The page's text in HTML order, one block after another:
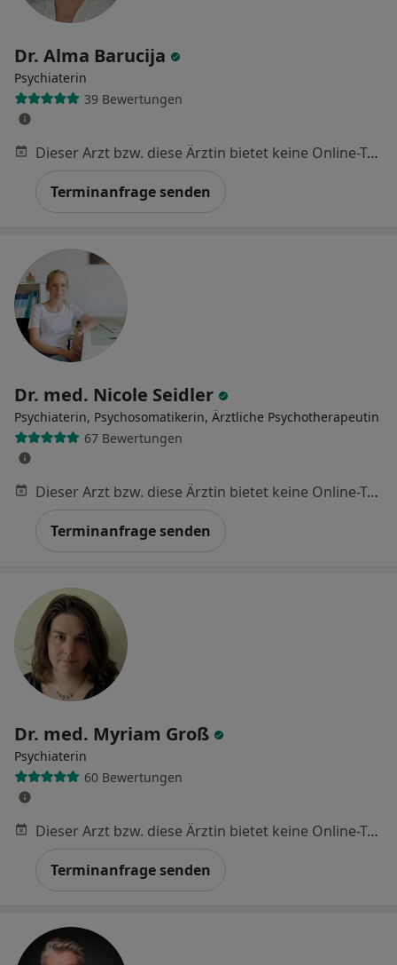
Dr. Alma Barucija
Psychiaterin
39 Bewertungen
Dieser Arzt bzw. diese Ärztin bietet keine Online-Terminbuchung an diesem Standort an.
Terminanfrage senden
Dr. med. Nicole Seidler
Psychiaterin, Psychosomatikerin, Ärztliche Psychotherapeutin
67 Bewertungen
Dieser Arzt bzw. diese Ärztin bietet keine Online-Terminbuchung an diesem Standort an.
Terminanfrage senden
Dr. med. Myriam Groß
Psychiaterin
60 Bewertungen
Dieser Arzt bzw. diese Ärztin bietet keine Online-Terminbuchung an diesem Standort an.
Terminanfrage senden